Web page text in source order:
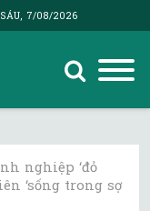
7/08/2026
nghiệp ‘đỏ
‘sống trong sợ